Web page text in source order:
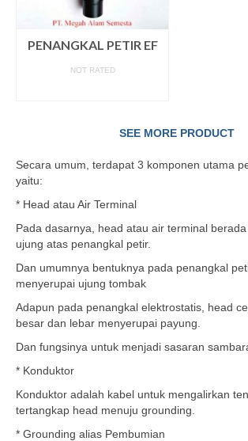
PENANGKAL PETIR EF
NOT RATED
SEE MORE PRODUCT
Secara umum, terdapat 3 komponen utama
yaitu:
* Head atau Air Terminal
Pada dasarnya, head atau air terminal
ujung atas penangkal petir.
Dan umumnya bentuknya pada penangkal
menyerupai ujung tombak
Adapun pada penangkal elektrostatis, head
besar dan lebar menyerupai payung.
Dan fungsinya untuk menjadi sasaran
* Konduktor
Konduktor adalah kabel untuk mengalirkan
tertangkap head menuju grounding.
* Grounding alias Pembumian